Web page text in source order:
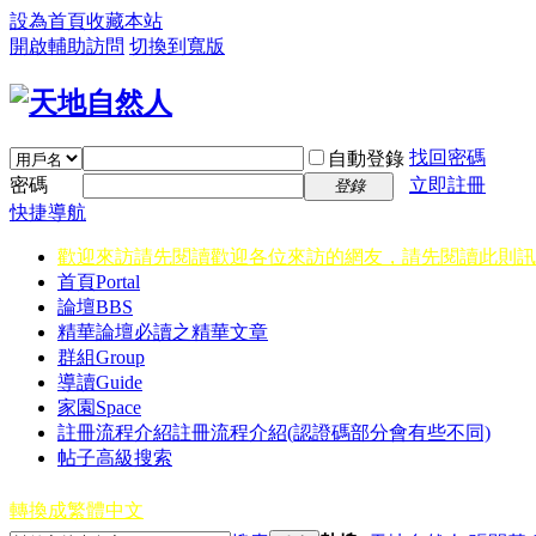
設為首頁收藏本站
開啟輔助訪問 切換到寬版
自動登錄 找回密碼
密碼
登錄
立即註冊
快捷導航
歡迎來訪請先閱讀歡迎各位來訪的網友，請先閱讀此則
首頁Portal
論壇BBS
精華論壇必讀之精華文章
群組Group
導讀Guide
家園 Space
註冊流程介紹註冊流程介紹(認證碼部分會有些不同)
帖子高級搜索
轉換成繁體中文